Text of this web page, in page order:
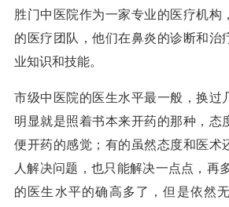
胜门中医院作为一家专业的医疗机构
的医疗团队，他们在鼻炎的诊断和治
业知识和技能。
市级中医院的医生水平最一般，换过
明显就是照着书本来开药的那种，态
便开药的感觉；有的虽然态度和医术
人解决问题，也只能解决一点点，再
的医生水平的确高多了，但是依然